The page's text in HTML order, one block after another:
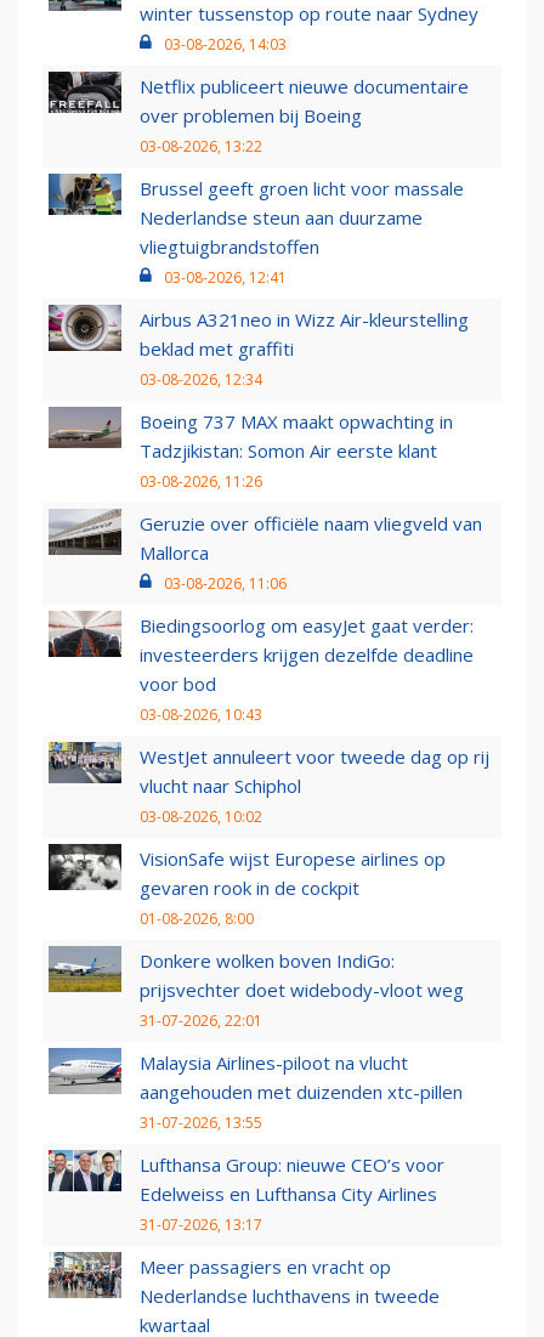
winter tussenstop op route naar Sydney
03-08-2026, 14:03
Netflix publiceert nieuwe documentaire
over problemen bij Boeing
03-08-2026, 13:22
Brussel geeft groen licht voor massale
Nederlandse steun aan duurzame
vliegtuigbrandstoffen
03-08-2026, 12:41
Airbus A321neo in Wizz Air-kleurstelling
beklad met graffiti
03-08-2026, 12:34
Boeing 737 MAX maakt opwachting in
Tadzjikistan: Somon Air eerste klant
03-08-2026, 11:26
Geruzie over officiële naam vliegveld van
Mallorca
03-08-2026, 11:06
Biedingsoorlog om easyJet gaat verder:
investeerders krijgen dezelfde deadline
voor bod
03-08-2026, 10:43
WestJet annuleert voor tweede dag op rij
vlucht naar Schiphol
03-08-2026, 10:02
VisionSafe wijst Europese airlines op
gevaren rook in de cockpit
01-08-2026, 8:00
Donkere wolken boven IndiGo:
prijsvechter doet widebody-vloot weg
31-07-2026, 22:01
Malaysia Airlines-piloot na vlucht
aangehouden met duizenden xtc-pillen
31-07-2026, 13:55
Lufthansa Group: nieuwe CEO’s voor
Edelweiss en Lufthansa City Airlines
31-07-2026, 13:17
Meer passagiers en vracht op
Nederlandse luchthavens in tweede
kwartaal